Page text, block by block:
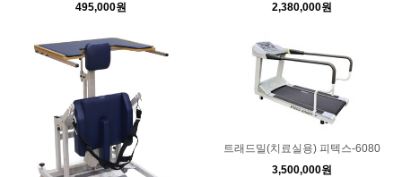
495,000원
2,380,000원
트래드밀(치료실용) 피텍스-6080
3,500,000원